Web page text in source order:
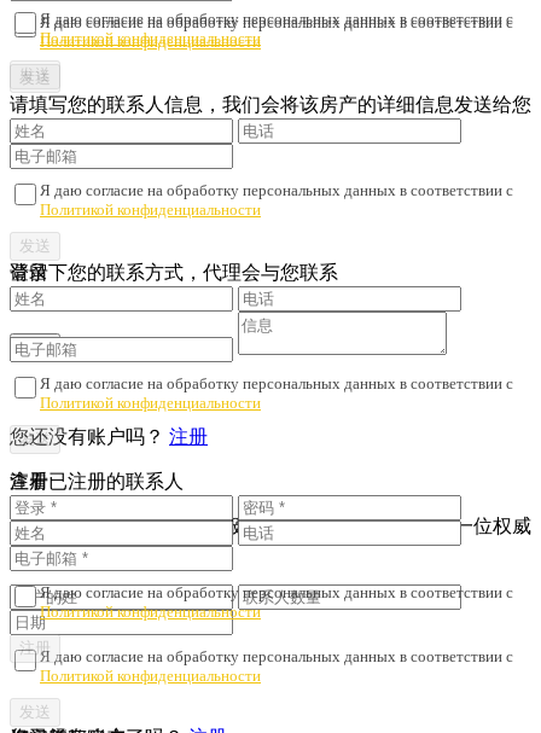
Я даю согласие на обработку персональных данных в соответствии с
Политикой конфиденциальности
Я даю согласие на обработку персональных данных в соответствии с
Политикой конфиденциальности
请填写您的联系人信息，我们会将该房产的详细信息发送给您
Я даю согласие на обработку персональных данных в соответствии с
Политикой конфиденциальности
请留下您的联系方式，代理会与您联系
Я даю согласие на обработку персональных данных в соответствии с
Политикой конфиденциальности
登录
您还没有账户吗？ 注册
注册
Я даю согласие на обработку персональных данных в соответствии с
Политикой конфиденциальности
查看已注册的联系人
为了避免财产诈骗与劣质服务，我们会核对您是否与一位权威
人士签订了协议。
Я даю согласие на обработку персональных данных в соответствии с
Политикой конфиденциальности